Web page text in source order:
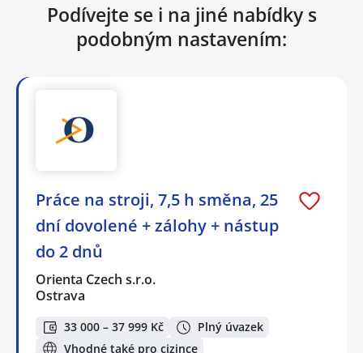
Podívejte se i na jiné nabídky s
podobným nastavením:
Práce na stroji, 7,5 h směna, 25
dní dovolené + zálohy + nástup
do 2 dnů
Orienta Czech s.r.o.
Ostrava
33 000 – 37 999 Kč
Plný úvazek
Vhodné také pro cizince